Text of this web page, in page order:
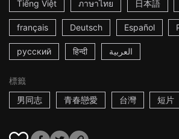
Tiếng Việt ภาษาไทย 日本語
français Deutsch Español
русский हिन्दी العربية
標籤
男同志
青春戀愛 台灣 短片